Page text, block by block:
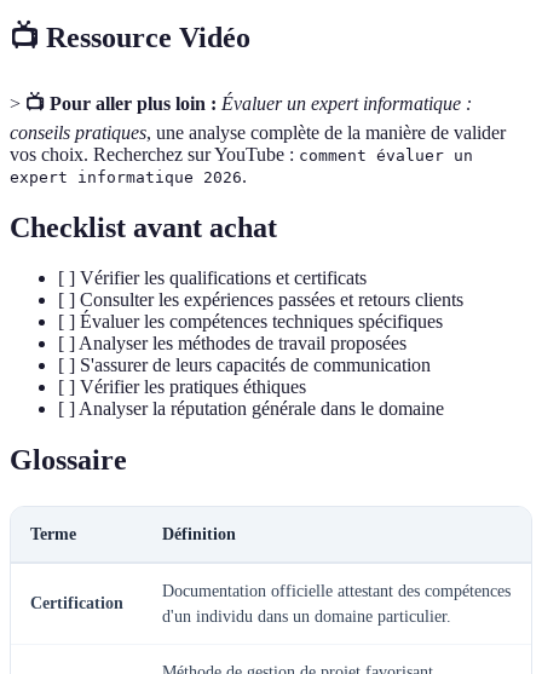
📺 Ressource Vidéo
> 📺 Pour aller plus loin : Évaluer un expert informatique :
conseils pratiques, une analyse complète de la manière de valider
vos choix. Recherchez sur YouTube : comment évaluer un
expert informatique 2026.
Checklist avant achat
[ ] Vérifier les qualifications et certificats
[ ] Consulter les expériences passées et retours clients
[ ] Évaluer les compétences techniques spécifiques
[ ] Analyser les méthodes de travail proposées
[ ] S'assurer de leurs capacités de communication
[ ] Vérifier les pratiques éthiques
[ ] Analyser la réputation générale dans le domaine
Glossaire
Terme Définition
Certification
Documentation officielle attestant des compétences
d'un individu dans un domaine particulier.